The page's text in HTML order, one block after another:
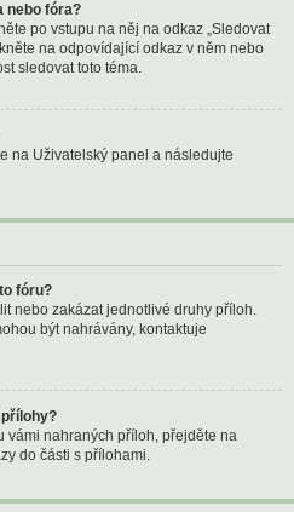
nebo fóra?
po vstupu na něj na odkaz „Sledovat
na odpovídající odkaz v něm nebo
sledovat toto téma.
na Uživatelský panel a následujte
fóru?
nebo zakázat jednotlivé druhy příloh.
být nahrávány, kontaktuje
vámi nahraných příloh, přejděte na
do části s přílohami.